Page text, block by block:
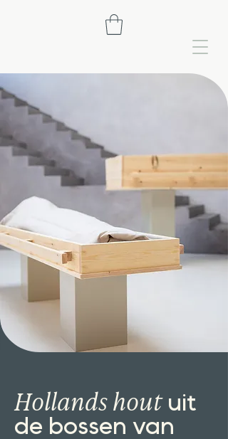
Hollands houtuit
de bossen van